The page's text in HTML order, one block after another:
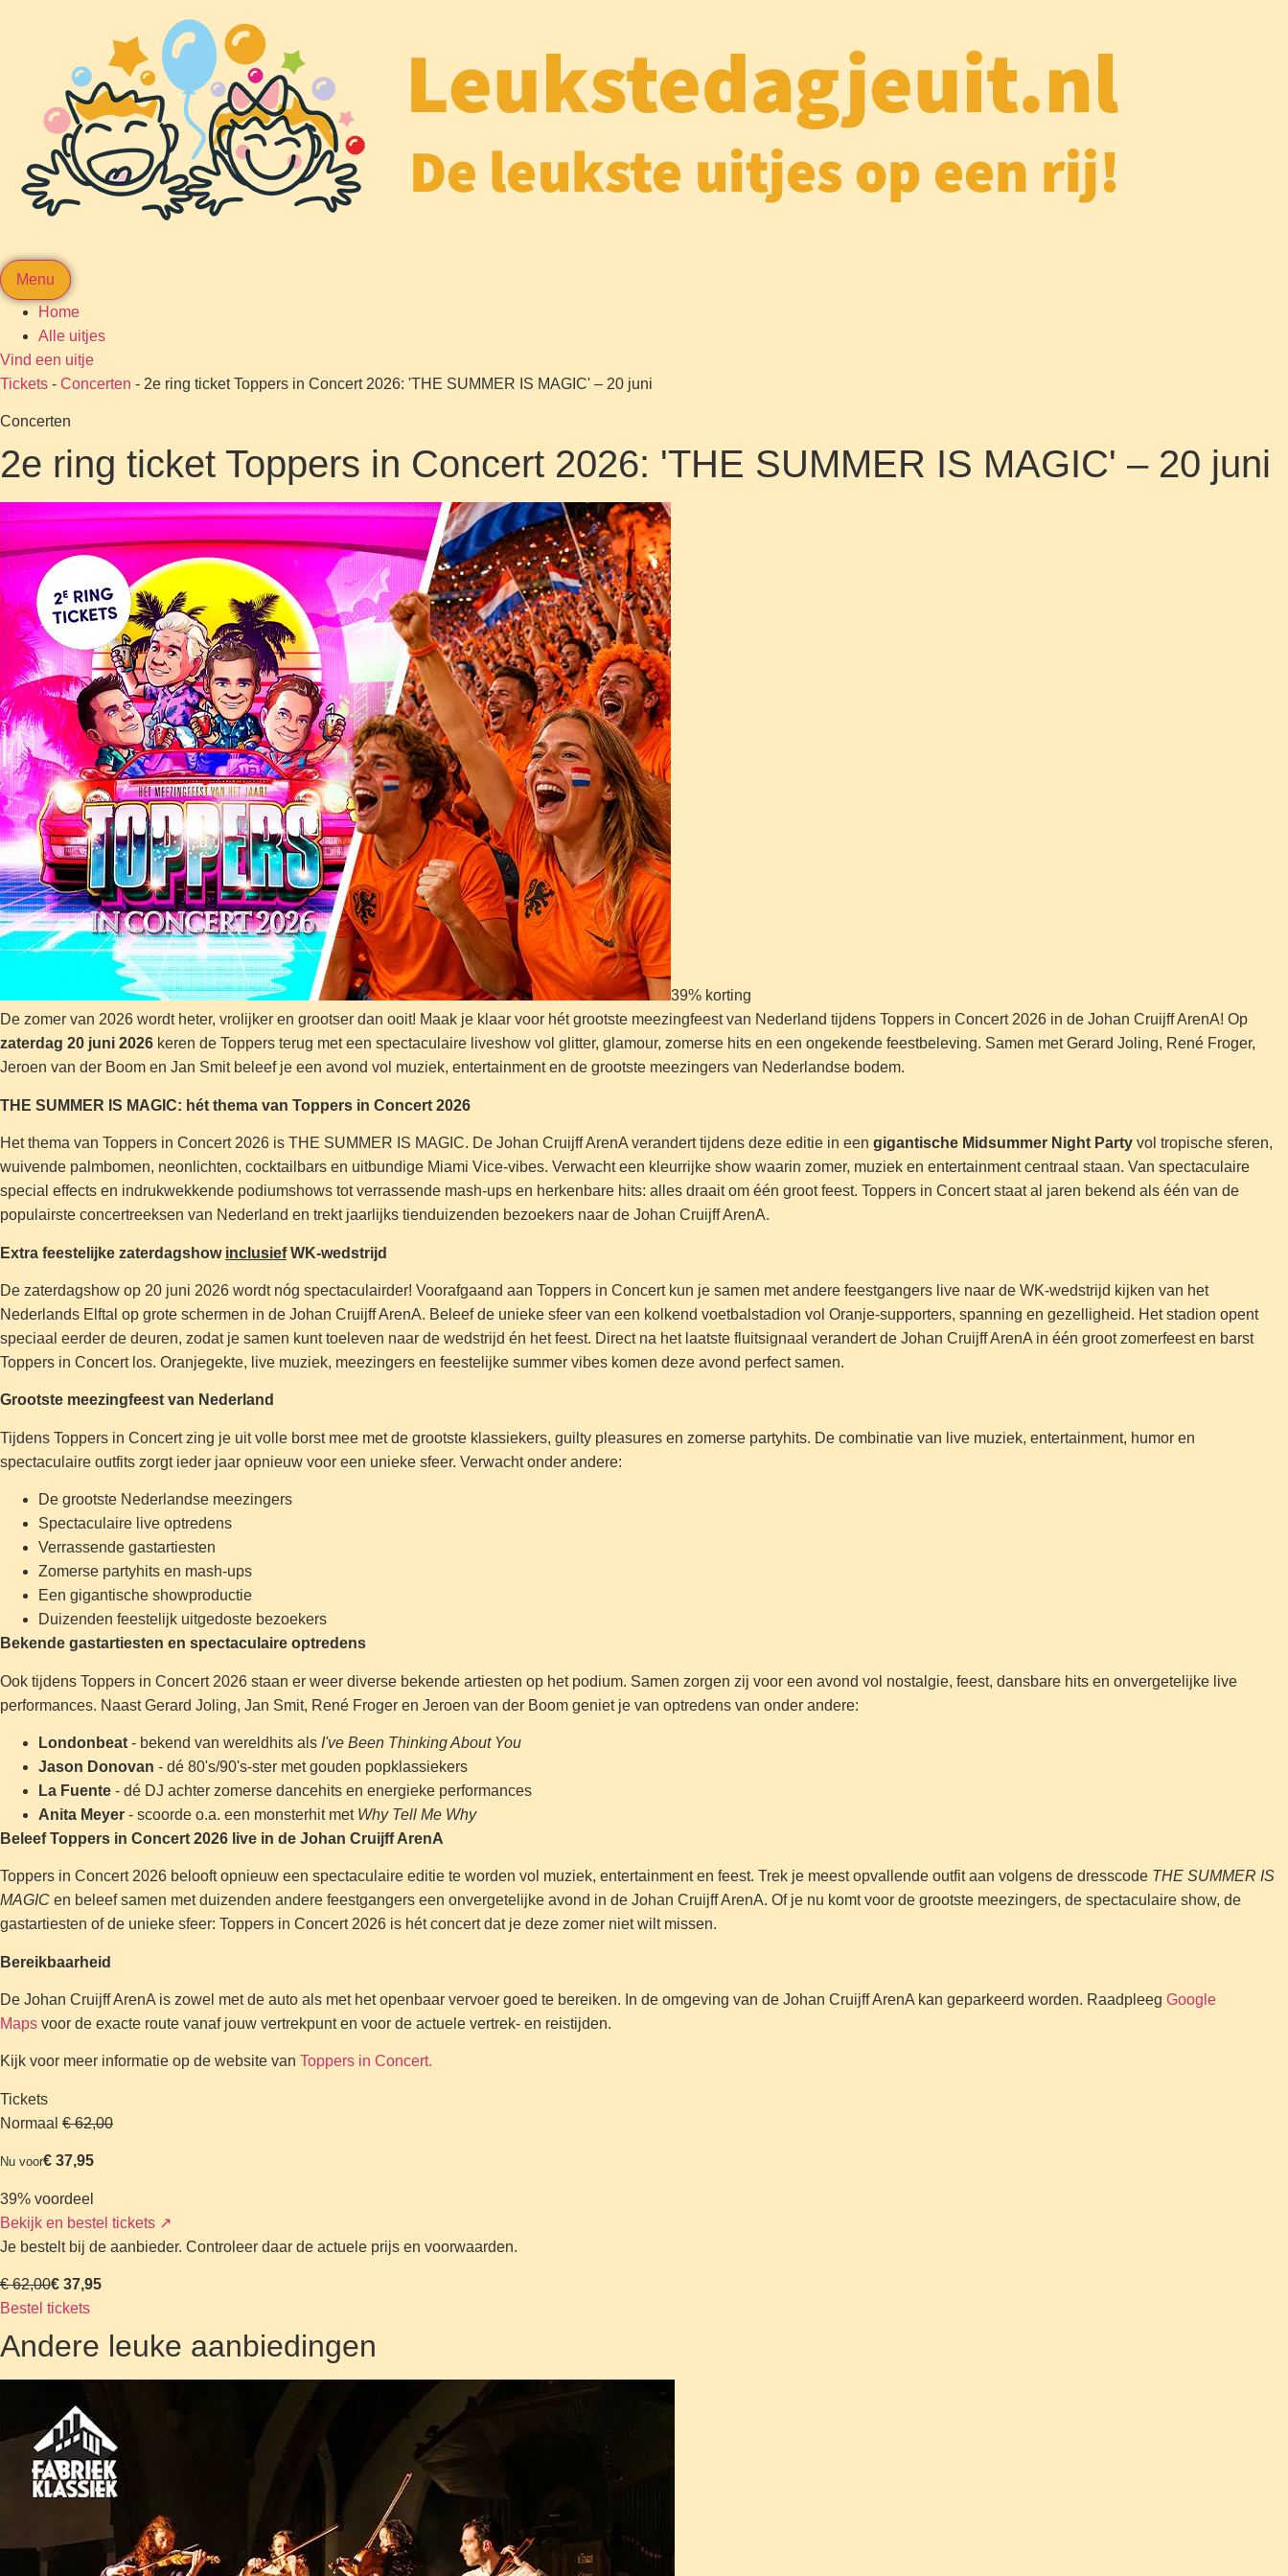
Menu
Home
Alle uitjes
Vind een uitje
Tickets - Concerten - 2e ring ticket Toppers in Concert 2026: 'THE SUMMER IS MAGIC' – 20 juni
Concerten
2e ring ticket Toppers in Concert 2026: 'THE SUMMER IS MAGIC' – 20 juni
39% korting
De zomer van 2026 wordt heter, vrolijker en grootser dan ooit! Maak je klaar voor hét grootste meezingfeest van Nederland tijdens Toppers in Concert 2026 in de Johan Cruijff ArenA! Op
zaterdag 20 juni 2026 keren de Toppers terug met een spectaculaire liveshow vol glitter, glamour, zomerse hits en een ongekende feestbeleving. Samen met Gerard Joling, René Froger,
Jeroen van der Boom en Jan Smit beleef je een avond vol muziek, entertainment en de grootste meezingers van Nederlandse bodem.
THE SUMMER IS MAGIC: hét thema van Toppers in Concert 2026
Het thema van Toppers in Concert 2026 is THE SUMMER IS MAGIC. De Johan Cruijff ArenA verandert tijdens deze editie in een gigantische Midsummer Night Party vol tropische sferen,
wuivende palmbomen, neonlichten, cocktailbars en uitbundige Miami Vice-vibes. Verwacht een kleurrijke show waarin zomer, muziek en entertainment centraal staan. Van spectaculaire
special effects en indrukwekkende podiumshows tot verrassende mash-ups en herkenbare hits: alles draait om één groot feest. Toppers in Concert staat al jaren bekend als één van de
populairste concertreeksen van Nederland en trekt jaarlijks tienduizenden bezoekers naar de Johan Cruijff ArenA.
Extra feestelijke zaterdagshow inclusiefWK-wedstrijd
De zaterdagshow op 20 juni 2026 wordt nóg spectaculairder! Voorafgaand aan Toppers in Concert kun je samen met andere feestgangers live naar de WK-wedstrijd kijken van het
Nederlands Elftal op grote schermen in de Johan Cruijff ArenA. Beleef de unieke sfeer van een kolkend voetbalstadion vol Oranje-supporters, spanning en gezelligheid. Het stadion opent
speciaal eerder de deuren, zodat je samen kunt toeleven naar de wedstrijd én het feest. Direct na het laatste fluitsignaal verandert de Johan Cruijff ArenA in één groot zomerfeest en barst
Toppers in Concert los. Oranjegekte, live muziek, meezingers en feestelijke summer vibes komen deze avond perfect samen.
Grootste meezingfeest van Nederland
Tijdens Toppers in Concert zing je uit volle borst mee met de grootste klassiekers, guilty pleasures en zomerse partyhits. De combinatie van live muziek, entertainment, humor en
spectaculaire outfits zorgt ieder jaar opnieuw voor een unieke sfeer. Verwacht onder andere:
De grootste Nederlandse meezingers
Spectaculaire live optredens
Verrassende gastartiesten
Zomerse partyhits en mash-ups
Een gigantische showproductie
Duizenden feestelijk uitgedoste bezoekers
Bekende gastartiesten en spectaculaire optredens
Ook tijdens Toppers in Concert 2026 staan er weer diverse bekende artiesten op het podium. Samen zorgen zij voor een avond vol nostalgie, feest, dansbare hits en onvergetelijke live
performances. Naast Gerard Joling, Jan Smit, René Froger en Jeroen van der Boom geniet je van optredens van onder andere:
Londonbeat - bekend van wereldhits als I've Been Thinking About You
Jason Donovan - dé 80's/90's-ster met gouden popklassiekers
La Fuente - dé DJ achter zomerse dancehits en energieke performances
Anita Meyer - scoorde o.a. een monsterhit met Why Tell Me Why
Beleef Toppers in Concert 2026 live in de Johan Cruijff ArenA
Toppers in Concert 2026 belooft opnieuw een spectaculaire editie te worden vol muziek, entertainment en feest. Trek je meest opvallende outfit aan volgens de dresscode THE SUMMER IS
MAGIC en beleef samen met duizenden andere feestgangers een onvergetelijke avond in de Johan Cruijff ArenA. Of je nu komt voor de grootste meezingers, de spectaculaire show, de
gastartiesten of de unieke sfeer: Toppers in Concert 2026 is hét concert dat je deze zomer niet wilt missen.
Bereikbaarheid
De Johan Cruijff ArenA is zowel met de auto als met het openbaar vervoer goed te bereiken. In de omgeving van de Johan Cruijff ArenA kan geparkeerd worden. Raadpleeg Google
Maps voor de exacte route vanaf jouw vertrekpunt en voor de actuele vertrek- en reistijden.
Kijk voor meer informatie op de website van Toppers in Concert.
Tickets
Normaal € 62,00
Nu voor€ 37,95
39% voordeel
Bekijk en bestel tickets ↗
Je bestelt bij de aanbieder. Controleer daar de actuele prijs en voorwaarden.
€ 62,00€ 37,95
Bestel tickets
Andere leuke aanbiedingen